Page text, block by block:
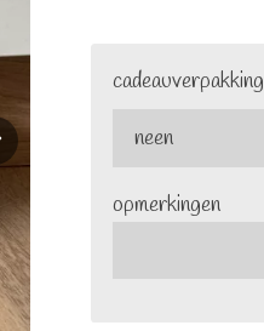
cadeauverpakking
opmerkingen